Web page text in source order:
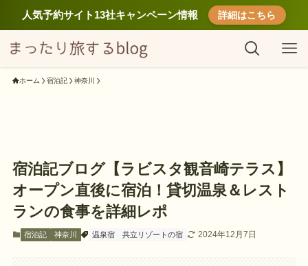
人気予約サイト13社キャンペーン情報 詳細はこちら
ホーム 宿泊記 神奈川
宿泊記ブログ【ラビスタ観音崎テラス】
オープン直後に宿泊！貸切温泉＆レスト
ランの食事を詳細レポ
宿泊記 神奈川 温泉宿 共立リゾートの宿 2024年12月7日